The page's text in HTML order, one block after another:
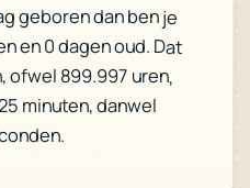
geboren dan ben je
en 0 dagen oud. Dat
ofwel 899.997 uren,
minuten, danwel